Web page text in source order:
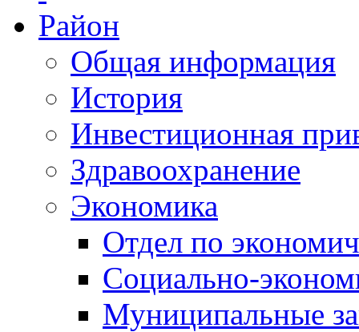
Район
Общая информация
История
Инвестиционная
Здравоохранение
Экономика
Отдел по
Социально-
Муниципальные